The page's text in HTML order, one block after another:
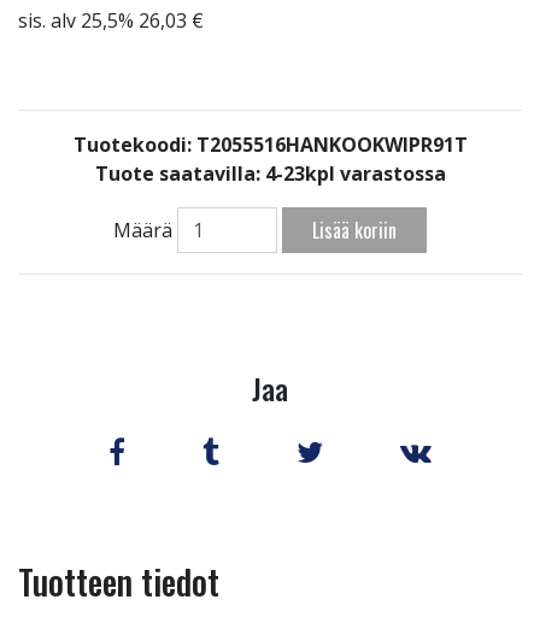
sis. alv 25,5% 26,03 €
Tuotekoodi: T2055516HANKOOKWIPR91T
Tuote saatavilla: 4-23kpl varastossa
Määrä Lisää koriin
Jaa
Tuotteen tiedot